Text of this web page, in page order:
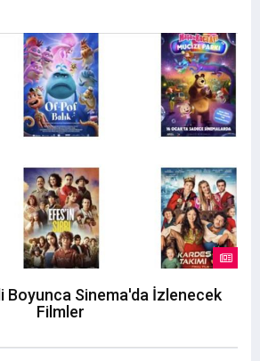
Boyunca Sinema'da İzlenecek
Filmler